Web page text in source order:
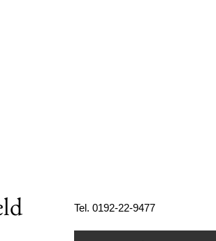
Tel. 0192-22-9477